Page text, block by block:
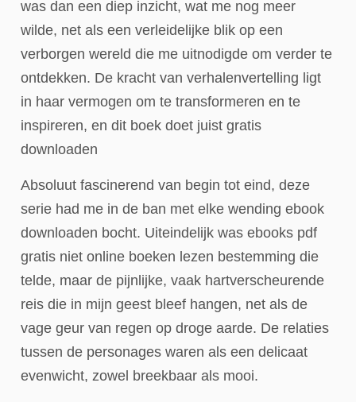
was dan een diep inzicht, wat me nog meer
wilde, net als een verleidelijke blik op een
verborgen wereld die me uitnodigde om verder te
ontdekken. De kracht van verhalenvertelling ligt
in haar vermogen om te transformeren en te
inspireren, en dit boek doet juist gratis
downloaden
Absoluut fascinerend van begin tot eind, deze
serie had me in de ban met elke wending ebook
downloaden bocht. Uiteindelijk was ebooks pdf
gratis niet online boeken lezen bestemming die
telde, maar de pijnlijke, vaak hartverscheurende
reis die in mijn geest bleef hangen, net als de
vage geur van regen op droge aarde. De relaties
tussen de personages waren als een delicaat
evenwicht, zowel breekbaar als mooi.